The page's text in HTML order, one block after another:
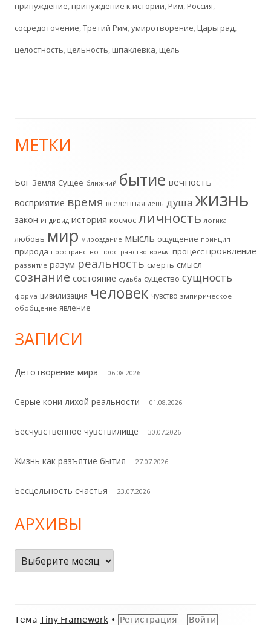
принуждение,принуждение к истории,Рим,Россия,
сосредоточение,Третий Рим,умиротворение,Царьград,
целостность,цельность,шпаклевка,щель
Главная
колонка
МЕТКИ
Бог Земля Сущее ближний бытие вечность
восприятие время вселенная день душа жизнь
закон индивид история космос личность логика
любовь мир мироздание мысль ощущение принцип
природа пространство пространство-время процесс проявление
развитие разум реальность смерть смысл
сознание состояние судьба существо сущность
форма цивилизация человек чувство эмпирическое
обобщение явление
ЗАПИСИ
Детотворение мира 06.08.2026
Серые кони лихой реальности 01.08.2026
Бесчувственное чувствилище 30.07.2026
Жизнь как разъятие бытия 27.07.2026
Бесцельность счастья 23.07.2026
АРХИВЫ
Архивы
Содержимое
Тема Tiny Framework • Регистрация Войти